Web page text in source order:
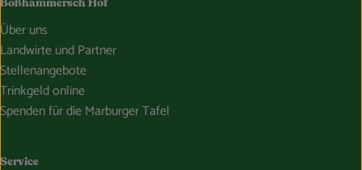
Boßhammersch Hof
Über uns
Landwirte und Partner
Stellenangebote
Trinkgeld online
Spenden für die Marburger Tafel
Service